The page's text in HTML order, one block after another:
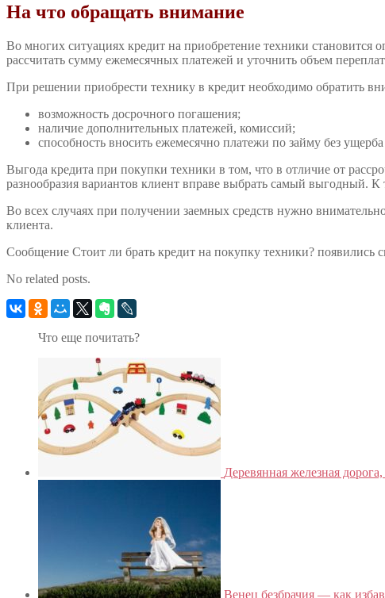
На что обращать внимание
Во многих ситуациях кредит на приобретение техники
рассчитать сумму ежемесячных платежей и уточнить объем
При решении приобрести технику в кредит необходимо обратить
возможность досрочного погашения;
наличие дополнительных платежей, комиссий;
способность вносить ежемесячно платежи по займу без
Выгода кредита при покупки техники в том, что в отличие от
разнообразия вариантов клиент вправе выбрать самый выгодный. К
Во всех случаях при получении заемных средств нужно
клиента.
Сообщение Стоит ли брать кредит на покупку техники? появились
No related posts.
Что еще почитать?
Деревянная железная
Венец безбрачия — как